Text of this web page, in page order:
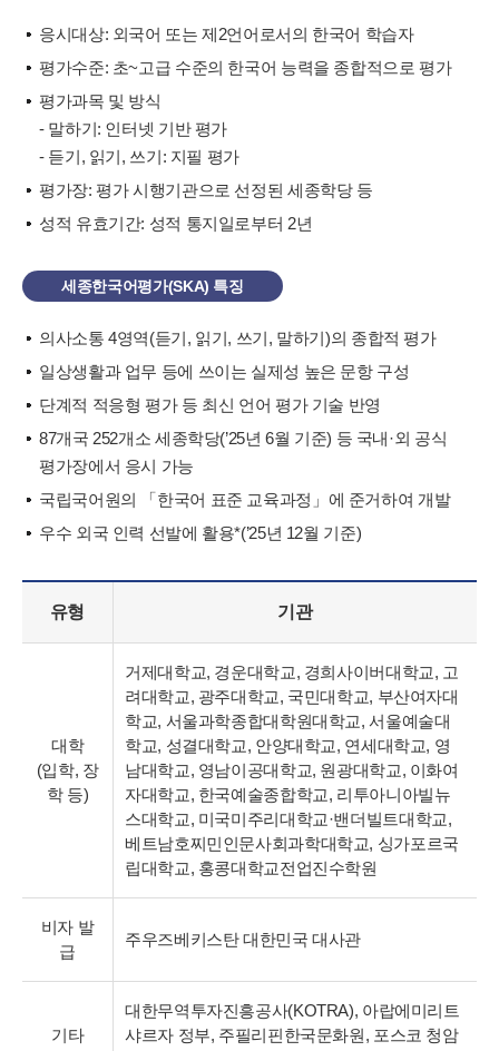
응시대상: 외국어 또는 제2언어로서의 한국어 학습자
평가수준: 초~고급 수준의 한국어 능력을 종합적으로 평가
평가과목 및 방식
- 말하기: 인터넷 기반 평가
- 듣기, 읽기, 쓰기: 지필 평가
평가장: 평가 시행기관으로 선정된 세종학당 등
성적 유효기간: 성적 통지일로부터 2년
세종한국어평가(SKA) 특징
의사소통 4영역(듣기, 읽기, 쓰기, 말하기)의 종합적 평가
일상생활과 업무 등에 쓰이는 실제성 높은 문항 구성
단계적 적응형 평가 등 최신 언어 평가 기술 반영
87개국 252개소 세종학당(’25년 6월 기준) 등 국내·외 공식
평가장에서 응시 가능
국립국어원의 「한국어 표준 교육과정」에 준거하여 개발
우수 외국 인력 선발에 활용*(’25년 12월 기준)
유형 기관
대학
(입학, 장
학 등)
거제대학교, 경운대학교, 경희사이버대학교, 고
려대학교, 광주대학교, 국민대학교, 부산여자대
학교, 서울과학종합대학원대학교, 서울예술대
학교, 성결대학교, 안양대학교, 연세대학교, 영
남대학교, 영남이공대학교, 원광대학교, 이화여
자대학교, 한국예술종합학교, 리투아니아빌뉴
스대학교, 미국미주리대학교·밴더빌트대학교,
베트남호찌민인문사회과학대학교, 싱가포르국
립대학교, 홍콩대학교전업진수학원
비자 발
급
주우즈베키스탄 대한민국 대사관
기타
대한무역투자진흥공사(KOTRA), 아랍에미리트
샤르자 정부, 주필리핀한국문화원, 포스코 청암